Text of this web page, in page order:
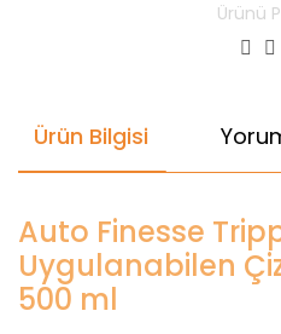
Ürünü
Ürün Bilgisi
Auto Finesse
Uygulanabilen
500 ml